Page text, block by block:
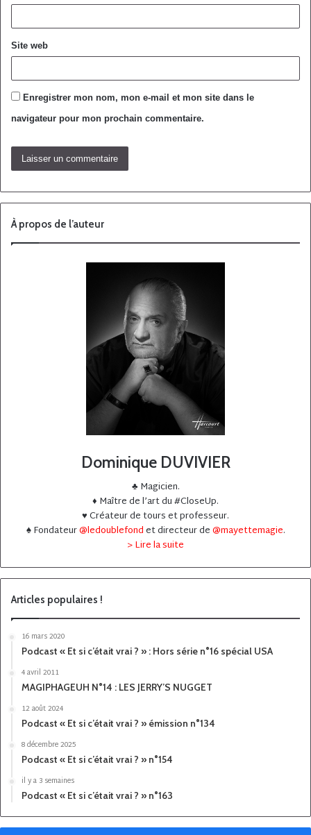
Site web
Enregistrer mon nom, mon e-mail et mon site dans le
navigateur pour mon prochain commentaire.
À propos de l’auteur
Dominique DUVIVIER
♣️ Magicien.
♦️ Maître de l’art du #CloseUp.
♥️ Créateur de tours et professeur.
♠️ Fondateur@ledoublefondet directeur de@mayettemagie.
> Lire la suite
Articles populaires !
16 mars 2020
Podcast « Et si c’était vrai ? » : Hors série n°16 spécial USA
4 avril 2011
MAGIPHAGEUH N°14 : LES JERRY’S NUGGET
12 août 2024
Podcast « Et si c’était vrai ? » émission n°134
8 décembre 2025
Podcast « Et si c’était vrai ? » n°154
il y a 3 semaines
Podcast « Et si c’était vrai ? » n°163